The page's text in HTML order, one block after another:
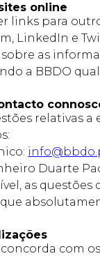
online
links para
LinkedIn e
as
a BBDO
relativas a
Duarte
as
com